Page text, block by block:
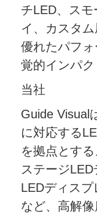
チLED、ス
イ、カスタム
優れたパフ
覚的インパク
当社
Guide Visual
に対応する
を拠点とす
ステージ
LEDディス
など、高解